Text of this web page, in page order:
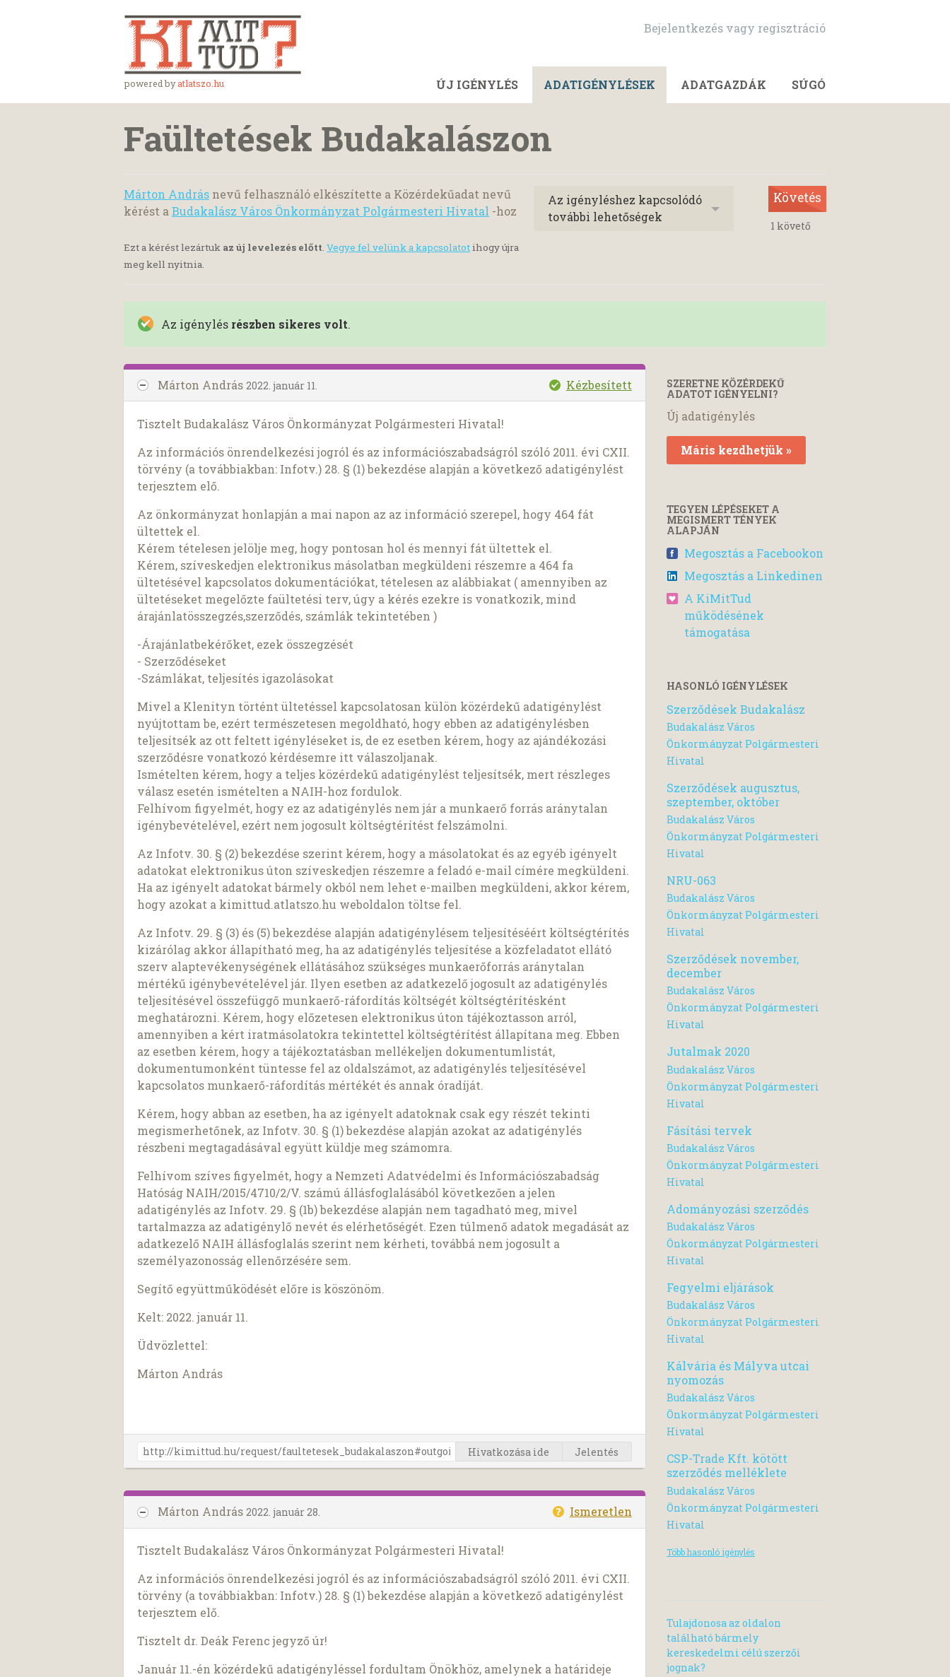
powered byatlatszo.hu
Bejelentkezés vagy regisztráció
ÚJ IGÉNYLÉS ADATIGÉNYLÉSEK ADATGAZDÁK SÚGÓ
Faültetések Budakalászon
Márton András nevű felhasználó elkészítette a Közérdekűadat nevű
kérést a Budakalász Város Önkormányzat Polgármesteri Hivatal -hoz
Ezt a kérést lezártuk az új levelezés előtt. Vegye fel velünk a kapcsolatotihogy újra
meg kell nyitnia.
Az igényléshez kapcsolódó
további lehetőségek
Követés
1 követő
Az igénylés részben sikeres volt.
Márton András 2022. január 11. Kézbesített
Tisztelt Budakalász Város Önkormányzat Polgármesteri Hivatal!
Az információs önrendelkezési jogról és az információszabadságról szóló 2011. évi CXII.
törvény (a továbbiakban: Infotv.) 28. § (1) bekezdése alapján a következő adatigénylést
terjesztem elő.
Az önkormányzat honlapján a mai napon az az információ szerepel, hogy 464 fát
ültettek el.
Kérem tételesen jelölje meg, hogy pontosan hol és mennyi fát ültettek el.
Kérem, szíveskedjen elektronikus másolatban megküldeni részemre a 464 fa
ültetésével kapcsolatos dokumentációkat, tételesen az alábbiakat ( amennyiben az
ültetéseket megelőzte faültetési terv, úgy a kérés ezekre is vonatkozik, mind
árajánlatösszegzés,szerződés, számlák tekintetében )
-Árajánlatbekérőket, ezek összegzését
- Szerződéseket
-Számlákat, teljesítés igazolásokat
Mivel a Klenityn történt ültetéssel kapcsolatosan külön közérdekű adatigénylést
nyújtottam be, ezért természetesen megoldható, hogy ebben az adatigénylésben
teljesítsék az ott feltett igényléseket is, de ez esetben kérem, hogy az ajándékozási
szerződésre vonatkozó kérdésemre itt válaszoljanak.
Ismételten kérem, hogy a teljes közérdekű adatigénylést teljesítsék, mert részleges
válasz esetén ismételten a NAIH-hoz fordulok.
Felhívom figyelmét, hogy ez az adatigénylés nem jár a munkaerő forrás aránytalan
igénybevételével, ezért nem jogosult költségtérítést felszámolni.
Az Infotv. 30. § (2) bekezdése szerint kérem, hogy a másolatokat és az egyéb igényelt
adatokat elektronikus úton szíveskedjen részemre a feladó e-mail címére megküldeni.
Ha az igényelt adatokat bármely okból nem lehet e-mailben megküldeni, akkor kérem,
hogy azokat a kimittud.atlatszo.hu weboldalon töltse fel.
Az Infotv. 29. § (3) és (5) bekezdése alapján adatigénylésem teljesítéséért költségtérítés
kizárólag akkor állapítható meg, ha az adatigénylés teljesítése a közfeladatot ellátó
szerv alaptevékenységének ellátásához szükséges munkaerőforrás aránytalan
mértékű igénybevételével jár. Ilyen esetben az adatkezelő jogosult az adatigénylés
teljesítésével összefüggő munkaerő-ráfordítás költségét költségtérítésként
meghatározni. Kérem, hogy előzetesen elektronikus úton tájékoztasson arról,
amennyiben a kért iratmásolatokra tekintettel költségtérítést állapítana meg. Ebben
az esetben kérem, hogy a tájékoztatásban mellékeljen dokumentumlistát,
dokumentumonként tüntesse fel az oldalszámot, az adatigénylés teljesítésével
kapcsolatos munkaerő-ráfordítás mértékét és annak óradíját.
Kérem, hogy abban az esetben, ha az igényelt adatoknak csak egy részét tekinti
megismerhetőnek, az Infotv. 30. § (1) bekezdése alapján azokat az adatigénylés
részbeni megtagadásával együtt küldje meg számomra.
Felhívom szíves figyelmét, hogy a Nemzeti Adatvédelmi és Információszabadság
Hatóság NAIH/2015/4710/2/V. számú állásfoglalásából következően a jelen
adatigénylés az Infotv. 29. § (1b) bekezdése alapján nem tagadható meg, mivel
tartalmazza az adatigénylő nevét és elérhetőségét. Ezen túlmenő adatok megadását az
adatkezelő NAIH állásfoglalás szerint nem kérheti, továbbá nem jogosult a
személyazonosság ellenőrzésére sem.
Segítő együttműködését előre is köszönöm.
Kelt: 2022. január 11.
Üdvözlettel:
Márton András
Hivatkozása ide Jelentés
Márton András 2022. január 28. Ismeretlen
Tisztelt Budakalász Város Önkormányzat Polgármesteri Hivatal!
Az információs önrendelkezési jogról és az információszabadságról szóló 2011. évi CXII.
törvény (a továbbiakban: Infotv.) 28. § (1) bekezdése alapján a következő adatigénylést
terjesztem elő.
Tisztelt dr. Deák Ferenc jegyző úr!
Január 11.-én közérdekű adatigényléssel fordultam Önökhöz, amelynek a határideje
SZERETNE KÖZÉRDEKŰ
ADATOT IGÉNYELNI?
Új adatigénylés
Máris kezdhetjük »
TEGYEN LÉPÉSEKET A
MEGISMERT TÉNYEK
ALAPJÁN
Megosztás a Facebookon
Megosztás a Linkedinen
A KiMitTud
működésének
támogatása
HASONLÓ IGÉNYLÉSEK
Szerződések Budakalász
Budakalász Város
Önkormányzat Polgármesteri
Hivatal
Szerződések augusztus,
szeptember, október
Budakalász Város
Önkormányzat Polgármesteri
Hivatal
NRU-063
Budakalász Város
Önkormányzat Polgármesteri
Hivatal
Szerződések november,
december
Budakalász Város
Önkormányzat Polgármesteri
Hivatal
Jutalmak 2020
Budakalász Város
Önkormányzat Polgármesteri
Hivatal
Fásítási tervek
Budakalász Város
Önkormányzat Polgármesteri
Hivatal
Adományozási szerződés
Budakalász Város
Önkormányzat Polgármesteri
Hivatal
Fegyelmi eljárások
Budakalász Város
Önkormányzat Polgármesteri
Hivatal
Kálvária és Mályva utcai
nyomozás
Budakalász Város
Önkormányzat Polgármesteri
Hivatal
CSP-Trade Kft. kötött
szerződés melléklete
Budakalász Város
Önkormányzat Polgármesteri
Hivatal
Több hasonló igénylés
Tulajdonosa az oldalon
található bármely
kereskedelmi célú szerzői
jognak?